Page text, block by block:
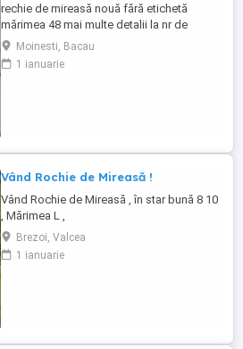
rechie de mireasă nouă fără etichetă
mărimea 48 mai multe detalii la nr de
telefonMoinesti, Bacau
1 ianuarie
Vând Rochie de Mireasă !
Vând Rochie de Mireasă , în star bună 8 10
, Mărimea L ,
Brezoi, Valcea
1 ianuarie